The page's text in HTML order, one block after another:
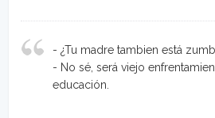
- ¿Tu madre tambien está
- No sé, será viejo
educación.